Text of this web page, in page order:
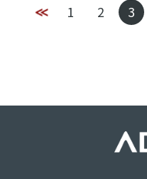
1 2 3